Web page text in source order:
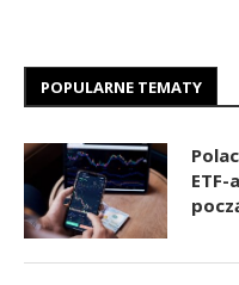
POPULARNE TEMATY